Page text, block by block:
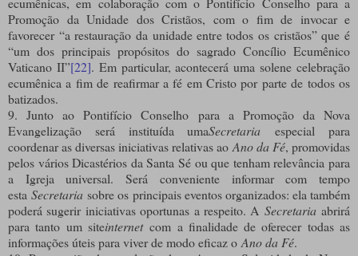
Promoção da Unidade dos Cristãos, com o fim de invocar e
favorecer “a restauração da unidade entre todos os cristãos” que é
“um dos principais propósitos do sagrado Concílio Ecumênico
Vaticano II”[22]. Em particular, acontecerá uma solene celebração
ecumênica a fim de reafirmar a fé em Cristo por parte de todos os
batizados.
9. Junto ao Pontifício Conselho para a Promoção da Nova
Evangelização será instituída umaSecretaria especial para
coordenar as diversas iniciativas relativas ao Ano da Fé, promovidas
pelos vários Dicastérios da Santa Sé ou que tenham relevância para
a Igreja universal. Será conveniente informar com tempo
estaSecretaria sobre os principais eventos organizados: ela também
poderá sugerir iniciativas oportunas a respeito. A Secretariaabrirá
para tanto um siteinternetcom a finalidade de oferecer todas as
informações úteis para viver de modo eficaz o Ano da Fé.